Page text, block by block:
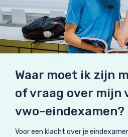
Waar moet ik zijn
of vraag over mijn
vwo-eindexamen?
Voor een klacht over je